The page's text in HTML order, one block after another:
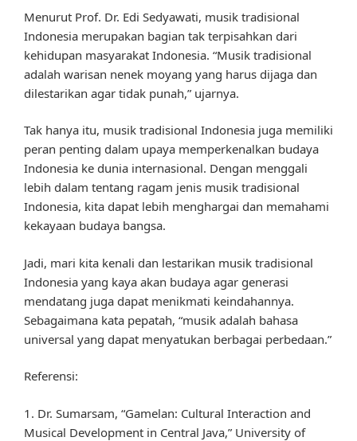
Menurut Prof. Dr. Edi Sedyawati, musik tradisional
Indonesia merupakan bagian tak terpisahkan dari
kehidupan masyarakat Indonesia. “Musik tradisional
adalah warisan nenek moyang yang harus dijaga dan
dilestarikan agar tidak punah,” ujarnya.
Tak hanya itu, musik tradisional Indonesia juga memiliki
peran penting dalam upaya memperkenalkan budaya
Indonesia ke dunia internasional. Dengan menggali
lebih dalam tentang ragam jenis musik tradisional
Indonesia, kita dapat lebih menghargai dan memahami
kekayaan budaya bangsa.
Jadi, mari kita kenali dan lestarikan musik tradisional
Indonesia yang kaya akan budaya agar generasi
mendatang juga dapat menikmati keindahannya.
Sebagaimana kata pepatah, “musik adalah bahasa
universal yang dapat menyatukan berbagai perbedaan.”
Referensi:
1. Dr. Sumarsam, “Gamelan: Cultural Interaction and
Musical Development in Central Java,” University of